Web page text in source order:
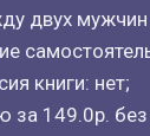
двух
книги: нет;
за 149.0р. без